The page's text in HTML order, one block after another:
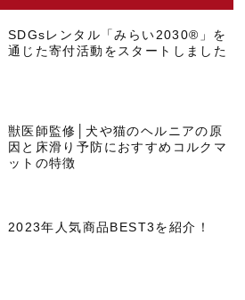
SDGsレンタル「みらい2030®」を
通じた寄付活動をスタートしました
獣医師監修│犬や猫のヘルニアの原
因と床滑り予防におすすめコルクマ
ットの特徴
2023年人気商品BEST3を紹介！